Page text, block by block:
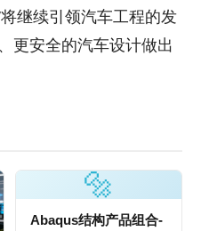
继续引领汽车工程的发
更安全的汽车设计做出
🔩
Abaqus结构产品组合-